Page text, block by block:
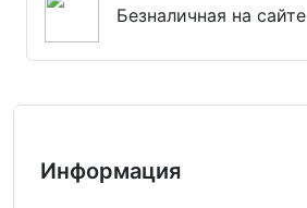
Безналичная на сайте
Информация